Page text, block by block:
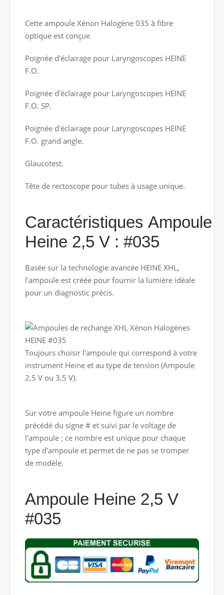
Cette ampoule Xénon Halogène 035 à fibre
optique est conçue
Poignée d'éclairage pour Laryngoscopes HEINE
F.O.
Poignée d'éclairage pour Laryngoscopes HEINE
F.O. SP.
Poignée d'éclairage pour Laryngoscopes HEINE
F.O. grand angle.
Glaucotest.
Tête de rectoscope pour tubes à usage unique.
Caractéristiques Ampoule
Heine 2,5 V : #035
Basée sur la technologie avancée HEINE XHL,
l'ampoule est créée pour fournir la lumière idéale
pour un diagnostic précis.
Toujours choisir l'ampoule qui correspond à votre
instrument Heine et au type de tension (Ampoule
2,5 V ou 3,5 V).
Sur votre ampoule Heine figure un nombre
précédé du signe # et suivi par le voltage de
l'ampoule ; ce nombre est unique pour chaque
type d'ampoule et permet de ne pas se tromper
de modèle.
Ampoule Heine 2,5 V
#035